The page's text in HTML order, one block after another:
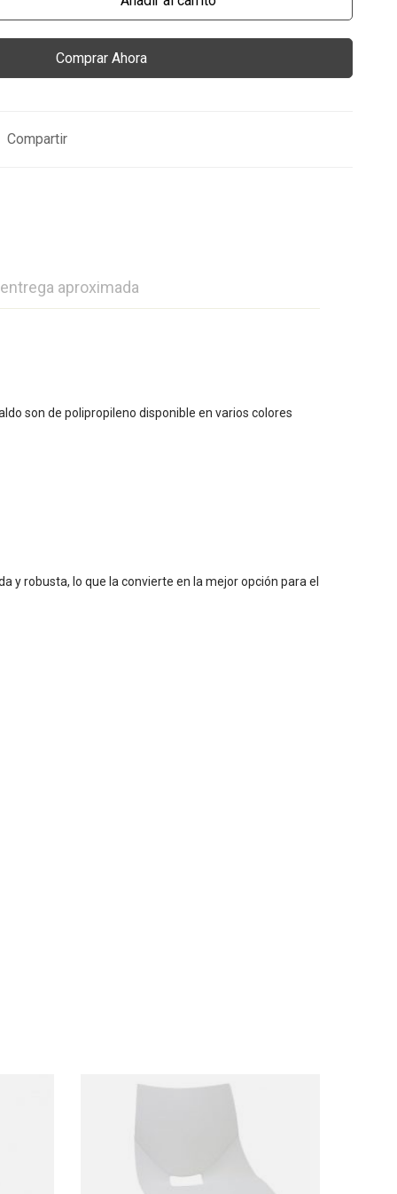
Comprar Ahora
Compartir
aproximada
son de polipropileno disponible en varios colores
y robusta, lo que la convierte en la mejor opción para el